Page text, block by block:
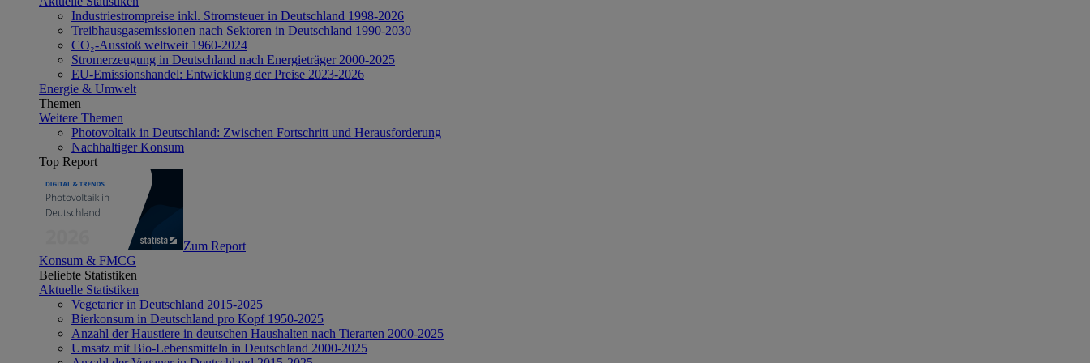
Industriestrompreise inkl. Stromsteuer in Deutschland 1998-2026
Treibhausgasemissionen nach Sektoren in Deutschland 1990-2030
CO₂-Ausstoß weltweit 1960-2024
Stromerzeugung in Deutschland nach Energieträger 2000-2025
EU-Emissionshandel: Entwicklung der Preise 2023-2026
Energie & Umwelt
Themen
Weitere Themen
Photovoltaik in Deutschland: Zwischen Fortschritt und Herausforderung
Nachhaltiger Konsum
Top Report
Zum Report
Konsum & FMCG
Beliebte Statistiken
Aktuelle Statistiken
Vegetarier in Deutschland 2015-2025
Bierkonsum in Deutschland pro Kopf 1950-2025
Anzahl der Haustiere in deutschen Haushalten nach Tierarten 2000-2025
Umsatz mit Bio-Lebensmitteln in Deutschland 2000-2025